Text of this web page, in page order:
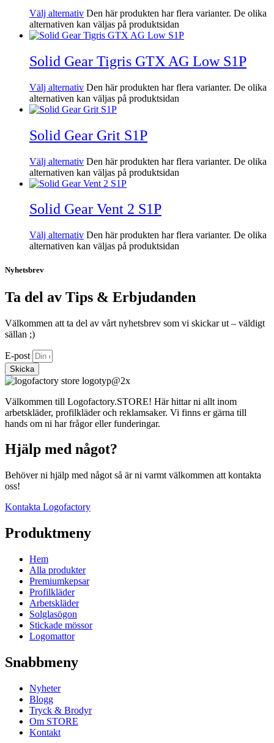
Välj alternativ Den här produkten har flera varianter. De olika
alternativen kan väljas på produktsidan
Solid Gear Tigris GTX AG Low S1P
Välj alternativ Den här produkten har flera varianter. De olika
alternativen kan väljas på produktsidan
Solid Gear Grit S1P
Välj alternativ Den här produkten har flera varianter. De olika
alternativen kan väljas på produktsidan
Solid Gear Vent 2 S1P
Välj alternativ Den här produkten har flera varianter. De olika
alternativen kan väljas på produktsidan
Nyhetsbrev
Ta del av Tips & Erbjudanden
Välkommen att ta del av vårt nyhetsbrev som vi skickar ut – väldigt
sällan ;)
E-post
Skicka
Välkommen till Logofactory.STORE! Här hittar ni allt inom
arbetskläder, profilkläder och reklamsaker. Vi finns er gärna till
hands om ni har frågor eller funderingar.
Hjälp med något?
Behöver ni hjälp med något så är ni varmt välkommen att kontakta
oss!
Kontakta Logofactory
Produktmeny
Hem
Alla produkter
Premiumkepsar
Profilkläder
Arbetskläder
Solglasögon
Stickade mössor
Logomattor
Snabbmeny
Nyheter
Blogg
Tryck & Brodyr
Om STORE
Kontakt